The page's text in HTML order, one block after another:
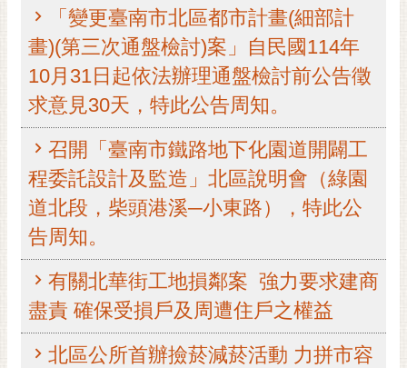
主題服務
市政資訊
市民互動
偉
哲
桐
「變更臺南市北區都市計畫(細部計
畫)(第三次通盤檢討)案」自民國114年
10月31日起依法辦理通盤檢討前公告徵
求意見30天，特此公告周知。
召開「臺南市鐵路地下化園道開闢工
程委託設計及監造」北區說明會（綠園
道北段，柴頭港溪─小東路），特此公
告周知。
有關北華街工地損鄰案 強力要求建商
盡責 確保受損戶及周遭住戶之權益
北區公所首辦撿菸減菸活動 力拼市容